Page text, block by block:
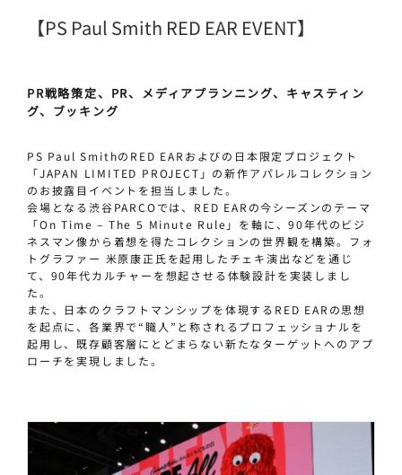
【PS Paul Smith RED EAR EVENT】
PR戦略策定、PR、メディアプランニング、キャスティン
グ、ブッキング
PS Paul Smithの RED EAR およびの日本限定プロジェクト
「JAPAN LIMITED PROJECT 」の新作アパレルコレクション
のお披露目イベントを担当しました。
会場となる渋谷PARCOでは、 RED EAR の今シーズンのテーマ
「On Time – The 5 Minute Rule 」を軸に、90年代のビジ
ネスマン像から着想を得たコレクションの世界観を構築。フォ
トグラファー 米原康正氏を起用したチェキ演出などを通じ
て、 90年代カルチャーを想起させる体験設計を実装しまし
た。
また、日本のクラフトマンシップを体現する RED EAR の思想
を起点に、各業界で“職人 ” と称されるプロフェッショナルを
起用し、既存顧客層にとどまらない新たなターゲットへのアプ
ローチを実現しました。